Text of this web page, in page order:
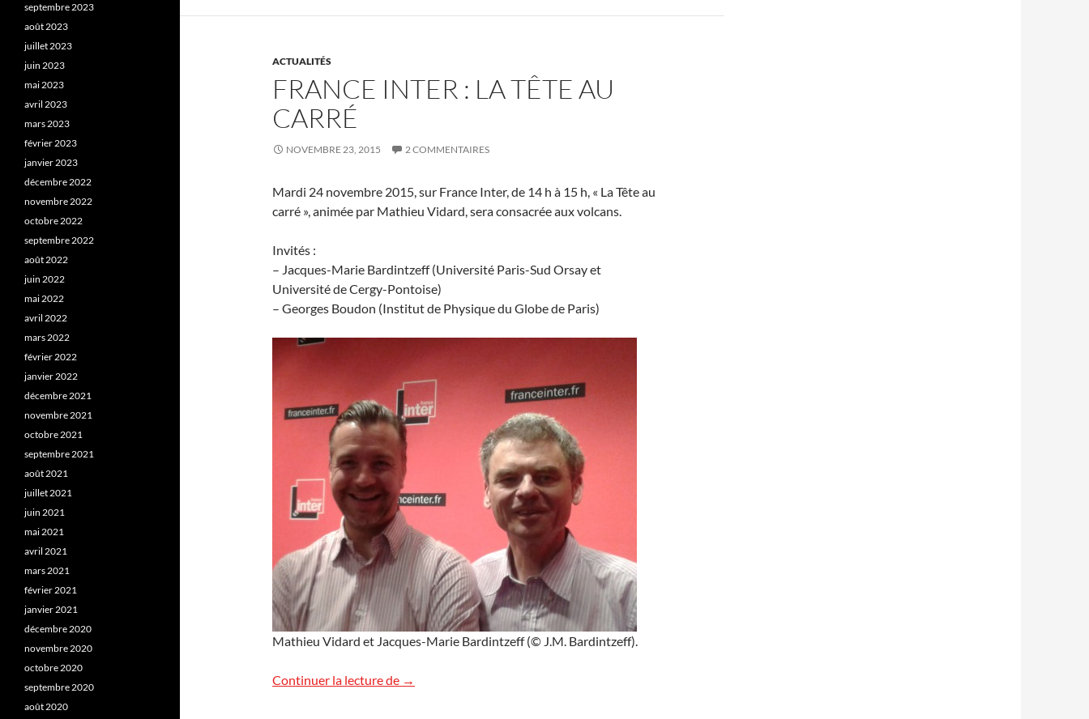
ACTUALITÉS
FRANCE INTER : LA TÊTE AU
CARRÉ
NOVEMBRE 23, 2015 2 COMMENTAIRES
Mardi 24 novembre 2015, sur France Inter, de 14 h à 15 h, « La Tête au
carré », animée par Mathieu Vidard, sera consacrée aux volcans.
Invités :
– Jacques-Marie Bardintzeff (Université Paris-Sud Orsay et
Université de Cergy-Pontoise)
– Georges Boudon (Institut de Physique du Globe de Paris)
Mathieu Vidard et Jacques-Marie Bardintzeff (© J.M. Bardintzeff).
Continuer la lecture de France Inter : La Tête au carré
→
septembre 2023
août 2023
juillet 2023
juin 2023
mai 2023
avril 2023
mars 2023
février 2023
janvier 2023
décembre 2022
novembre 2022
octobre 2022
septembre 2022
août 2022
juin 2022
mai 2022
avril 2022
mars 2022
février 2022
janvier 2022
décembre 2021
novembre 2021
octobre 2021
septembre 2021
août 2021
juillet 2021
juin 2021
mai 2021
avril 2021
mars 2021
février 2021
janvier 2021
décembre 2020
novembre 2020
octobre 2020
septembre 2020
août 2020